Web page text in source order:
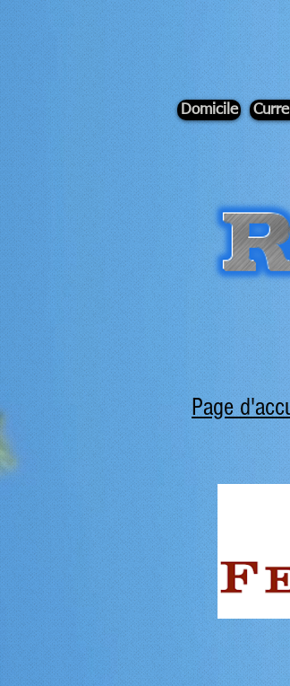
div id="myCodeElement"> div id="myCodeElement">
Domicile
Page